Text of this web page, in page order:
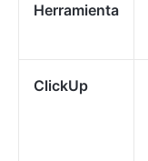
Herramienta
ClickUp